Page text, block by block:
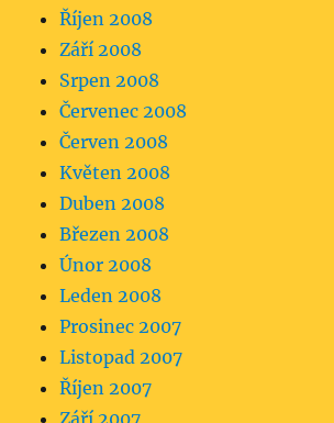
Říjen 2008
Září 2008
Srpen 2008
Červenec 2008
Červen 2008
Květen 2008
Duben 2008
Březen 2008
Únor 2008
Leden 2008
Prosinec 2007
Listopad 2007
Říjen 2007
Září 2007